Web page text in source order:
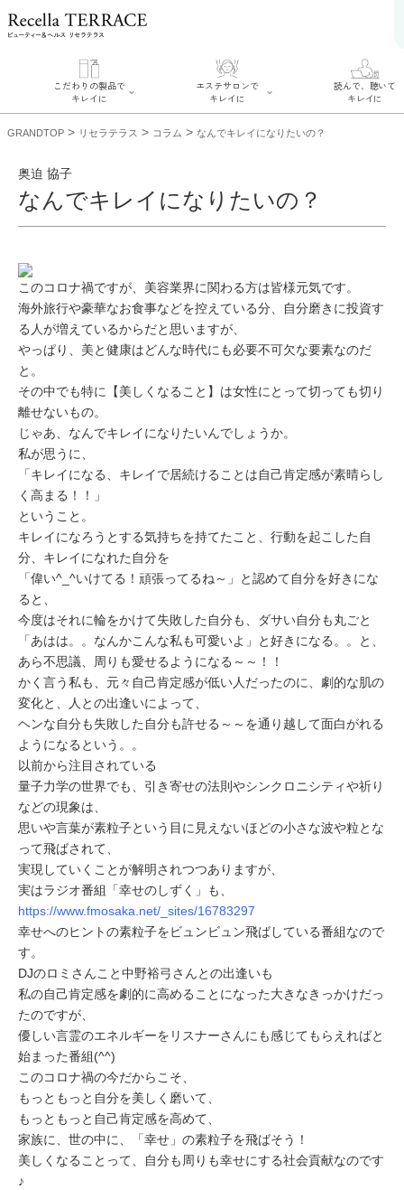
こだわりの製品で
キレイに
イに
SERIES#01 私たちに
ついて
SERIES#02 水へのこ
だわり
SERIES#03 無添加化
粧品について
エステサロンで
キレイに
リフティング認定者在
籍サロンを探す
肌改善のプロがいるサ
ロンを探す
リフティング認定と
は？
読んで、聴いて
キレイに
リセラジャー
糖質制限レシピ
お悩みから記事
ミューズへの
GRANDTOP > リセラテラス > コラム > なんでキレイになりたいの？
奥迫 協子
なんでキレイになりたいの？
このコロナ禍ですが、美容業界に関わる方は皆様元気です。
海外旅行や豪華なお食事などを控えている分、自分磨きに投資す
る人が増えているからだと思いますが、
やっぱり、美と健康はどんな時代にも必要不可欠な要素なのだ
と。
その中でも特に【美しくなること】は女性にとって切っても切り
離せないもの。
じゃあ、なんでキレイになりたいんでしょうか。
私が思うに、
「キレイになる、キレイで居続けることは自己肯定感が素晴らし
く高まる！！」
ということ。
キレイになろうとする気持ちを持てたこと、行動を起こした自
分、キレイになれた自分を
「偉い^_^いけてる！頑張ってるね～」と認めて自分を好きにな
ると、
今度はそれに輪をかけて失敗した自分も、ダサい自分も丸ごと
「あはは。。なんかこんな私も可愛いよ」と好きになる。。と、
あら不思議、周りも愛せるようになる～～！！
かく言う私も、元々自己肯定感が低い人だったのに、劇的な肌の
変化と、人との出逢いによって、
ヘンな自分も失敗した自分も許せる～～を通り越して面白がれる
ようになるという。。
以前から注目されている
量子力学の世界でも、引き寄せの法則やシンクロニシティや祈り
などの現象は、
思いや言葉が素粒子という目に見えないほどの小さな波や粒とな
って飛ばされて、
実現していくことが解明されつつありますが、
実はラジオ番組「幸せのしずく」も、
https://www.fmosaka.net/_sites/16783297
幸せへのヒントの素粒子をビュンビュン飛ばしている番組なので
す。
DJのロミさんこと中野裕弓さんとの出逢いも
私の自己肯定感を劇的に高めることになった大きなきっかけだっ
たのですが、
優しい言霊のエネルギーをリスナーさんにも感じてもらえればと
始まった番組(^^)
このコロナ禍の今だからこそ、
もっともっと自分を美しく磨いて、
もっともっと自己肯定感を高めて、
家族に、世の中に、「幸せ」の素粒子を飛ばそう！
美しくなることって、自分も周りも幸せにする社会貢献なのです
♪